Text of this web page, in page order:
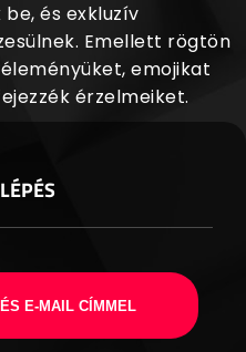
és exkluzív
Emellett rögtön
emojikat
érzelmeiket.
E-MAIL CÍMMEL